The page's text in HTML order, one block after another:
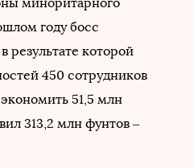
году босс
результате которой
450 сотрудников
51,5 млн
313,2 млн фунтов –